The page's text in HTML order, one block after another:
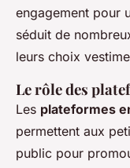
engagement pour
séduit de
leurs choix
Le rôle des
Les plateformes
permettent aux
public pour